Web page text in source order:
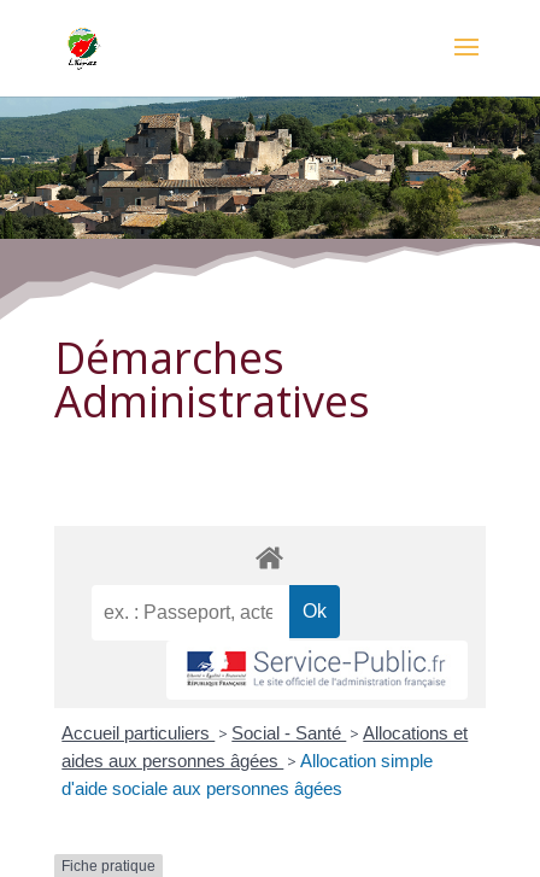
Démarches Administratives
Démarches
Administratives
Accueil particuliers > Social - Santé > Allocations et
aides aux personnes âgées > Allocation simple
d'aide sociale aux personnes âgées
Fiche pratique